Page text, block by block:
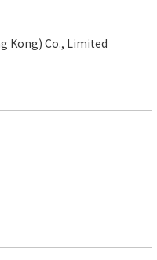
Kong) Co., Limited